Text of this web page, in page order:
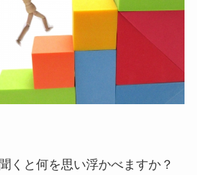
くと何を思い浮かべますか？